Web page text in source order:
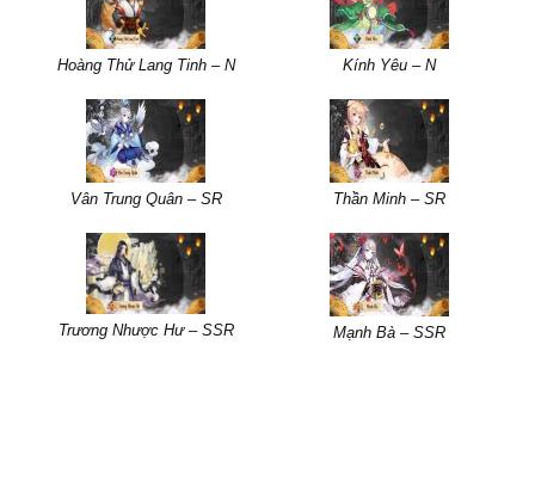
Hoàng Thử Lang Tinh – N Kính Yêu – N
Vân Trung Quân – SR Thần Minh – SR
Trương Nhược Hư – SSR Mạnh Bà – SSR